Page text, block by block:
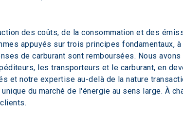
des coûts, de la consommation et des
appuyés sur trois principes fondamentaux,
de carburant sont remboursées. Nous
les transporteurs et le carburant, en
et notre expertise au-delà de la nature
du marché de l'énergie au sens large. À